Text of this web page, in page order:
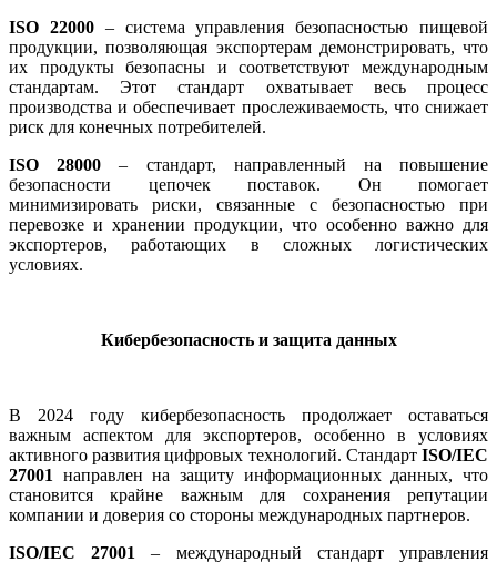
ISO 22000– система управления безопасностью пищевой
продукции, позволяющая экспортерам демонстрировать, что
их продукты безопасны и соответствуют международным
стандартам. Этот стандарт охватывает весь процесс
производства и обеспечивает прослеживаемость, что снижает
риск для конечных потребителей.
ISO 28000 – стандарт, направленный на повышение
безопасности цепочек поставок. Он помогает
минимизировать риски, связанные с безопасностью при
перевозке и хранении продукции, что особенно важно для
экспортеров, работающих в сложных логистических
условиях.
Кибербезопасность и защита данных
В 2024 году кибербезопасность продолжает оставаться
важным аспектом для экспортеров, особенно в условиях
активного развития цифровых технологий. Стандарт ISO/IEC
27001
направлен на защиту информационных данных, что
становится крайне важным для сохранения репутации
компании и доверия со стороны международных партнеров.
ISO/IEC 27001
– международный стандарт управления